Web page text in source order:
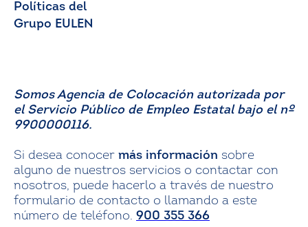
Políticas del
Grupo EULEN
Somos Agencia de Colocación autorizada por
el Servicio Público de Empleo Estatal bajo el nº
9900000116.
Si desea conocer más información sobre
alguno de nuestros servicios o contactar con
nosotros, puede hacerlo a través de nuestro
formulario de contacto o llamando a este
número de teléfono. 900 355 366